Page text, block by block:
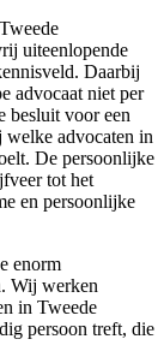
uiteenlopende
Daarbij
advocaat niet per
besluit voor een
welke advocaten in
De persoonlijke
tot het
en persoonlijke
enorm
Wij werken
in Tweede
persoon treft, die